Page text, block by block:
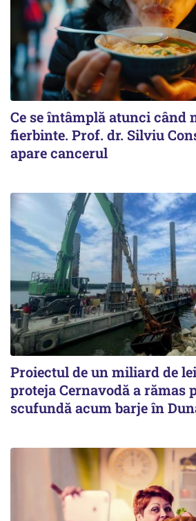
Ce se întâmplă atunci când
fierbinte. Prof. dr. Silviu
apare cancerul
Proiectul de un miliard de
proteja Cernavodă a rămas
scufundă acum barje în